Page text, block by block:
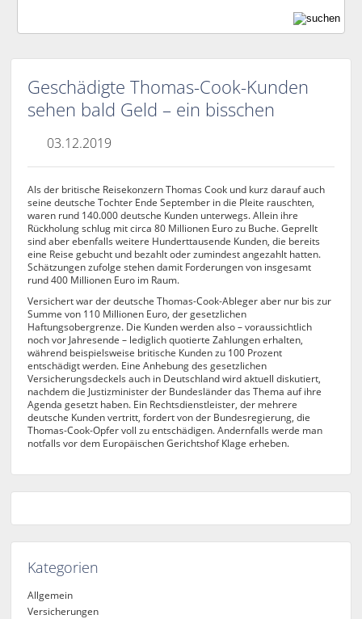
Geschädigte Thomas-Cook-Kunden
sehen bald Geld – ein bisschen
03.12.2019
Als der britische Reisekonzern Thomas Cook und kurz darauf auch
seine deutsche Tochter Ende September in die Pleite rauschten,
waren rund 140.000 deutsche Kunden unterwegs. Allein ihre
Rückholung schlug mit circa 80 Millionen Euro zu Buche. Geprellt
sind aber ebenfalls weitere Hunderttausende Kunden, die bereits
eine Reise gebucht und bezahlt oder zumindest angezahlt hatten.
Schätzungen zufolge stehen damit Forderungen von insgesamt
rund 400 Millionen Euro im Raum.
Versichert war der deutsche Thomas-Cook-Ableger aber nur bis zur
Summe von 110 Millionen Euro, der gesetzlichen
Haftungsobergrenze. Die Kunden werden also – voraussichtlich
noch vor Jahresende – lediglich quotierte Zahlungen erhalten,
während beispielsweise britische Kunden zu 100 Prozent
entschädigt werden. Eine Anhebung des gesetzlichen
Versicherungsdeckels auch in Deutschland wird aktuell diskutiert,
nachdem die Justizminister der Bundesländer das Thema auf ihre
Agenda gesetzt haben. Ein Rechtsdienstleister, der mehrere
deutsche Kunden vertritt, fordert von der Bundesregierung, die
Thomas-Cook-Opfer voll zu entschädigen. Andernfalls werde man
notfalls vor dem Europäischen Gerichtshof Klage erheben.
Kategorien
Allgemein
Versicherungen